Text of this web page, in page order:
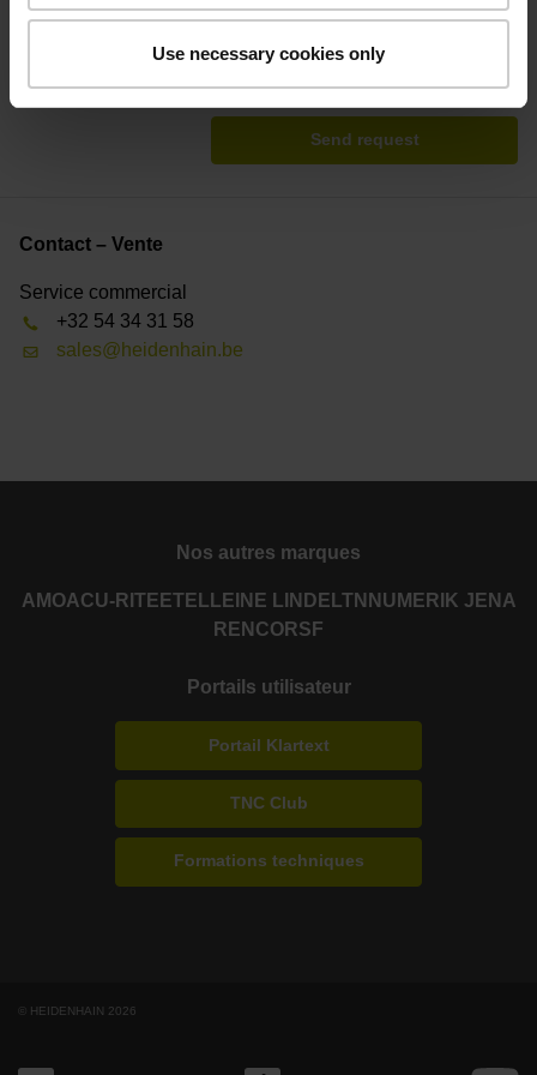
Use necessary cookies only
discrétion, afin de pouvoir traiter votre demande.
Send request
Contact – Vente
Service commercial
+32 54 34 31 58
sales@heidenhain.be
Nos autres marques
AMOACU-RITE ETEL LEINE LINDE LTN NUMERIK JENA
RENCORSF
Portails utilisateur
Portail Klartext
TNC Club
Formations techniques
© HEIDENHAIN 2026